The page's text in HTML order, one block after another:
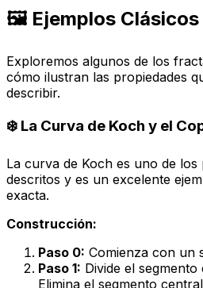
🖼️ Ejemplos
Exploremos algunos de los
cómo ilustran las propiedades
describir.
❄️ La Curva de Koch y el
La curva de Koch es uno de
descritos y es un excelente
exacta.
Construcción:
Paso 0: Comienza con un
Paso 1: Divide el
Elimina el segmento